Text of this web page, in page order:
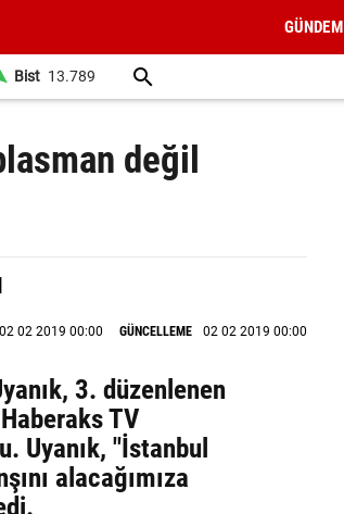
GÜNDEM
Bist 13.789
değil
02 02 2019 00:00 GÜNCELLEME 02 02 2019 00:00
3. düzenlenen
TV
Uyanık, "İstanbul
alacağımıza